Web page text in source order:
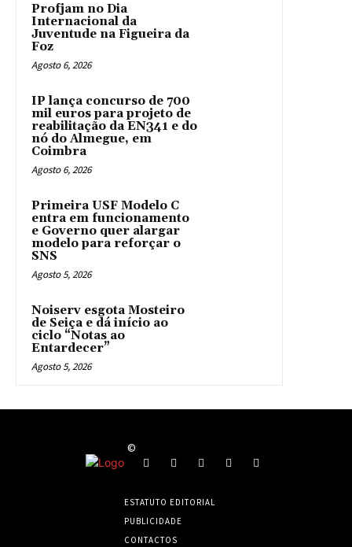
Profjam no Dia
Internacional da
Juventude na Figueira da
Foz
Agosto 6, 2026
IP lança concurso de 700
mil euros para projeto de
reabilitação da EN341 e do
nó do Almegue, em
Coimbra
Agosto 6, 2026
Primeira USF Modelo C
entra em funcionamento
e Governo quer alargar
modelo para reforçar o
SNS
Agosto 5, 2026
Noiserv esgota Mosteiro
de Seiça e dá início ao
ciclo “Notas ao
Entardecer”
Agosto 5, 2026
©
ESTATUTO EDITORIAL
PUBLICIDADE
CONTACTOS